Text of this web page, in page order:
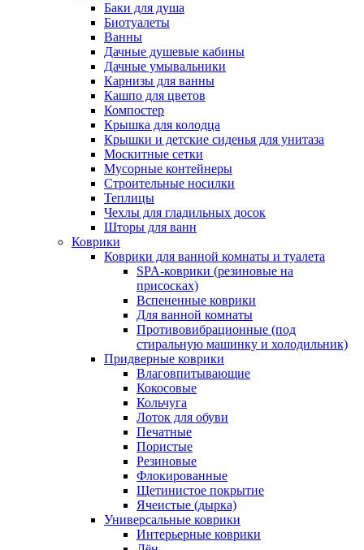
Баки для душа
Биотуалеты
Ванны
Дачные душевые кабины
Дачные умывальники
Карнизы для ванны
Кашпо для цветов
Компостер
Крышка для колодца
Крышки и детские сиденья для унитаза
Москитные сетки
Мусорные контейнеры
Строительные носилки
Теплицы
Чехлы для гладильных досок
Шторы для ванн
Коврики
Коврики для ванной комнаты и туалета
SPA-коврики (резиновые на
присосках)
Вспененные коврики
Для ванной комнаты
Противовибрационные (под
стиральную машинку и холодильник)
Придверные коврики
Влаговпитывающие
Кокосовые
Кольчуга
Лоток для обуви
Печатные
Пористые
Резиновые
Флокированные
Щетинистое покрытие
Ячеистые (дырка)
Универсальные коврики
Интерьерные коврики